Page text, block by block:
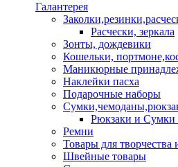
Галантерея
Расчески, зеркала
Зонты, дождевики
Кошельки,
Маникюрные
Наклейки пасха
Подарочные наборы
Рюкзаки и Сумки
Ремни
Товары для творчества
Швейные товары